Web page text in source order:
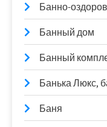
Банно-
Банный дом
Банный
Банька Люкс,
Баня